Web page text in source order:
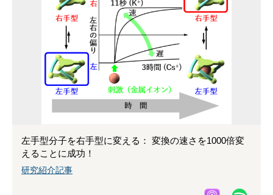
左手型分子を右手型に変える： 変換の速さを1000倍変
えることに成功！
研究紹介記事